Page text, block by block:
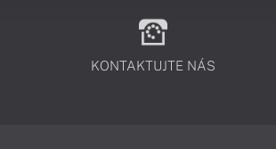
KONTAKTUJTE NÁS